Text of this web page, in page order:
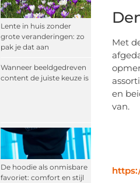
Lente in huis zonder
grote veranderingen: zo
pak je dat aan
Wanneer beeldgedreven
content de juiste keuze is
De hoodie als onmisbare
favoriet: comfort en stijl
Met
en
van.